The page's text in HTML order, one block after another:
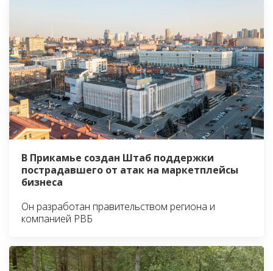
В Прикамье создан Штаб поддержки
пострадавшего от атак на маркетплейсы
бизнеса
Он разработан правительством региона и
компанией РВБ